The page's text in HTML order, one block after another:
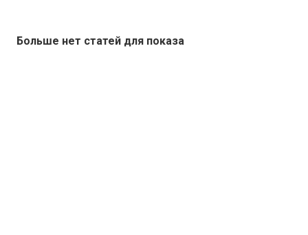
Больше нет статей для показа